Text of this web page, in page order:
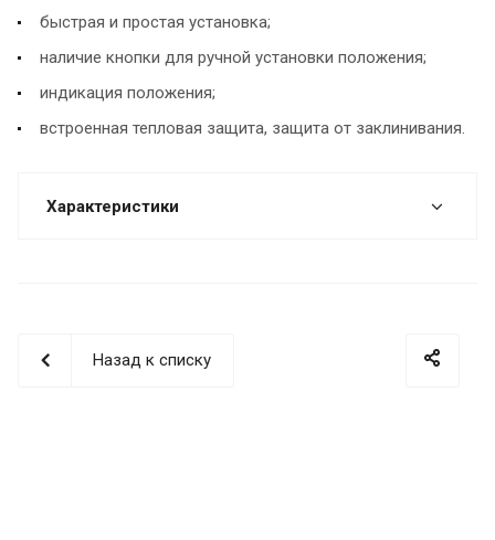
быстрая и простая установка;
наличие кнопки для ручной установки положения;
индикация положения;
встроенная тепловая защита, защита от заклинивания.
Характеристики
Назад к списку